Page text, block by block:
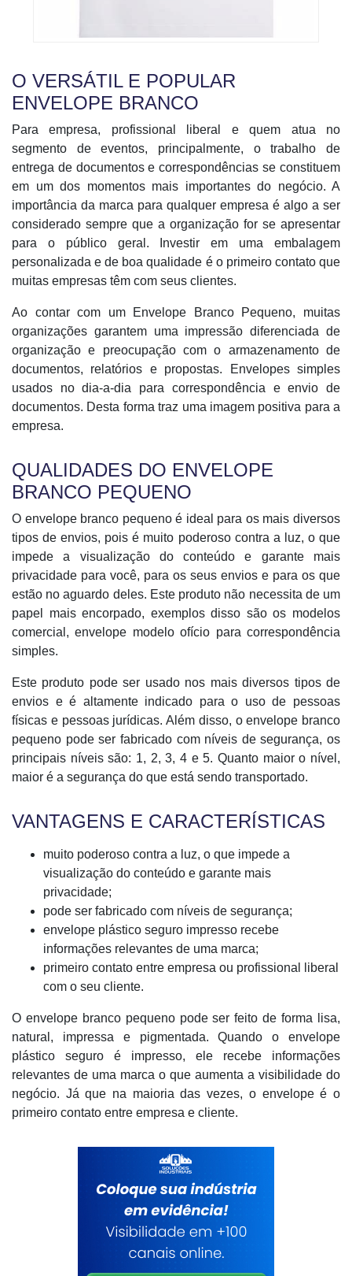
O VERSÁTIL E POPULAR
ENVELOPE BRANCO
Para empresa, profissional liberal e quem atua no
segmento de eventos, principalmente, o trabalho de
entrega de documentos e correspondências se constituem
em um dos momentos mais importantes do negócio. A
importância da marca para qualquer empresa é algo a ser
considerado sempre que a organização for se apresentar
para o público geral. Investir em uma embalagem
personalizada e de boa qualidade é o primeiro contato que
muitas empresas têm com seus clientes.
Ao contar com um Envelope Branco Pequeno, muitas
organizações garantem uma impressão diferenciada de
organização e preocupação com o armazenamento de
documentos, relatórios e propostas. Envelopes simples
usados no dia-a-dia para correspondência e envio de
documentos. Desta forma traz uma imagem positiva para a
empresa.
QUALIDADES DO ENVELOPE
BRANCO PEQUENO
O envelope branco pequeno é ideal para os mais diversos
tipos de envios, pois é muito poderoso contra a luz, o que
impede a visualização do conteúdo e garante mais
privacidade para você, para os seus envios e para os que
estão no aguardo deles. Este produto não necessita de um
papel mais encorpado, exemplos disso são os modelos
comercial, envelope modelo ofício para correspondência
simples.
Este produto pode ser usado nos mais diversos tipos de
envios e é altamente indicado para o uso de pessoas
físicas e pessoas jurídicas. Além disso, o envelope branco
pequeno pode ser fabricado com níveis de segurança, os
principais níveis são: 1, 2, 3, 4 e 5. Quanto maior o nível,
maior é a segurança do que está sendo transportado.
VANTAGENS E CARACTERÍSTICAS
muito poderoso contra a luz, o que impede a
visualização do conteúdo e garante mais
privacidade;
pode ser fabricado com níveis de segurança;
envelope plástico seguro impresso recebe
informações relevantes de uma marca;
primeiro contato entre empresa ou profissional liberal
com o seu cliente.
O envelope branco pequeno pode ser feito de forma lisa,
natural, impressa e pigmentada. Quando o envelope
plástico seguro é impresso, ele recebe informações
relevantes de uma marca o que aumenta a visibilidade do
negócio. Já que na maioria das vezes, o envelope é o
primeiro contato entre empresa e cliente.